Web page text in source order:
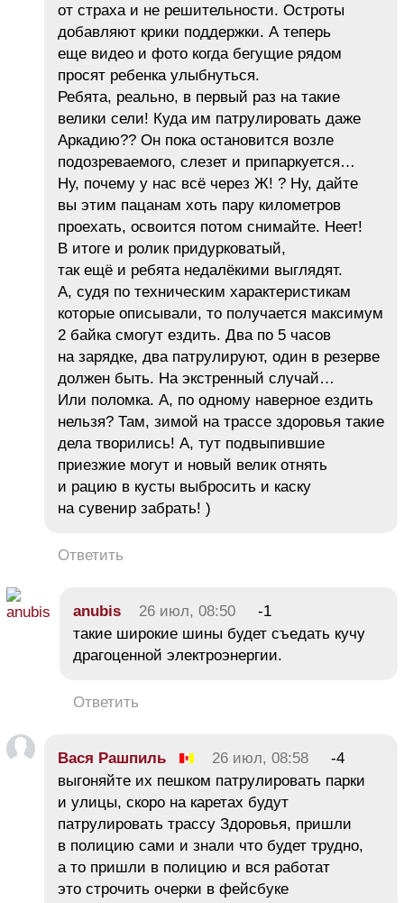
от страха и не решительности. Остроты
добавляют крики поддержки. А теперь
еще видео и фото когда бегущие рядом
просят ребенка улыбнуться.
Ребята, реально, в первый раз на такие
велики сели! Куда им патрулировать даже
Аркадию?? Он пока остановится возле
подозреваемого, слезет и припаркуется…
Ну, почему у нас всё через Ж! ? Ну, дайте
вы этим пацанам хоть пару километров
проехать, освоится потом снимайте. Неет!
В итоге и ролик придурковатый,
так ещё и ребята недалёкими выглядят.
А, судя по техническим характеристикам
которые описывали, то получается максимум
2 байка смогут ездить. Два по 5 часов
на зарядке, два патрулируют, один в резерве
должен быть. На экстренный случай…
Или поломка. А, по одному наверное ездить
нельзя? Там, зимой на трассе здоровья такие
дела творились! А, тут подвыпившие
приезжие могут и новый велик отнять
и рацию в кусты выбросить и каску
на сувенир забрать! )
Ответить
anubis 26 июл, 08:50
-1
такие широкие шины будет съедать кучу
драгоценной электроэнергии.
Ответить
Вася Рашпиль 26 июл, 08:58
-4
выгоняйте их пешком патрулировать парки
и улицы, скоро на каретах будут
патрулировать трассу Здоровья, пришли
в полицию сами и знали что будет трудно,
а то пришли в полицию и вся работат
это строчить очерки в фейсбуке